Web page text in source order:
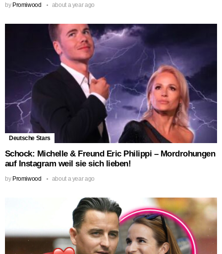
by Promiwood about a year ago
Deutsche Stars
Schock: Michelle & Freund Eric Philippi – Mordrohungen
auf Instagram weil sie sich lieben!
by Promiwood about a year ago